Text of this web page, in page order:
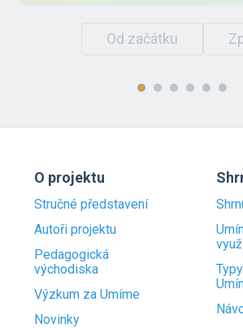
Od začátku
O projektu
Stručné představení
Autoři projektu
Pedagogická
východiska
Výzkum za Umíme
Novinky